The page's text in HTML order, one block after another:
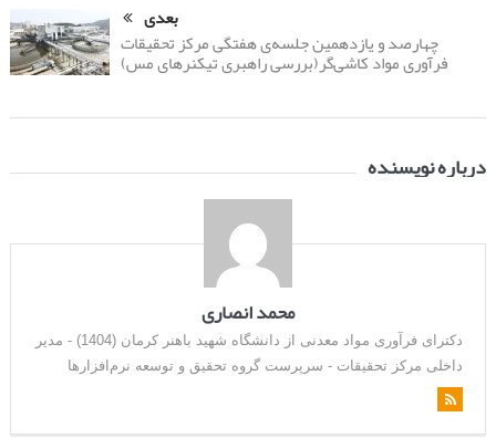
بعدی
چهارصد و یازدهمین جلسه‌ی هفتگی مرکز تحقیقات
فرآوری مواد کاشی‌گر(بررسی راهبری تیکنرهای مس)
درباره نویسنده
محمد انصاری
دکترای فرآوری مواد معدنی از دانشگاه شهید باهنر کرمان (1404) - مدیر
داخلی مرکز تحقیقات - سرپرست گروه تحقیق و توسعه نرم‌افزارها